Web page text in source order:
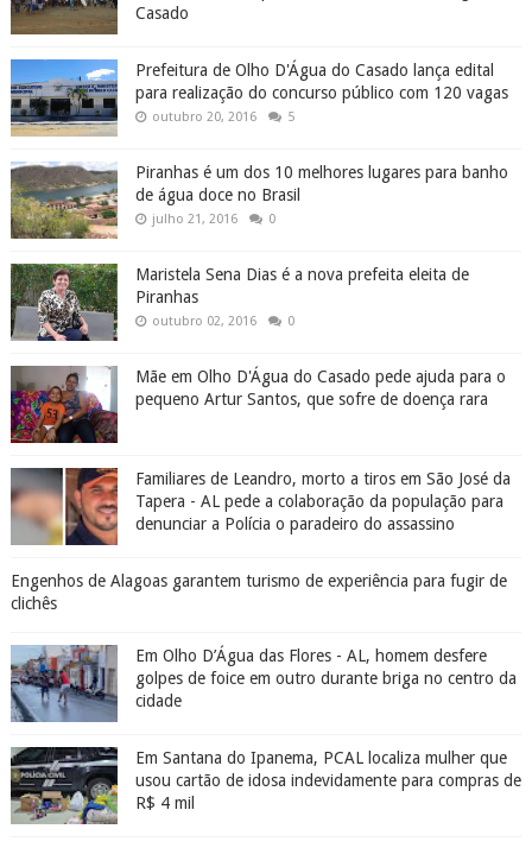
Casado
Prefeitura de Olho D'Água do Casado lança edital
para realização do concurso público com 120 vagas
outubro 20, 2016 5
Piranhas é um dos 10 melhores lugares para banho
de água doce no Brasil
julho 21, 2016 0
Maristela Sena Dias é a nova prefeita eleita de
Piranhas
outubro 02, 2016 0
Mãe em Olho D'Água do Casado pede ajuda para o
pequeno Artur Santos, que sofre de doença rara
Familiares de Leandro, morto a tiros em São José da
Tapera - AL pede a colaboração da população para
denunciar a Polícia o paradeiro do assassino
Engenhos de Alagoas garantem turismo de experiência para fugir de
clichês
Em Olho D’Água das Flores - AL, homem desfere
golpes de foice em outro durante briga no centro da
cidade
Em Santana do Ipanema, PCAL localiza mulher que
usou cartão de idosa indevidamente para compras de
R$ 4 mil